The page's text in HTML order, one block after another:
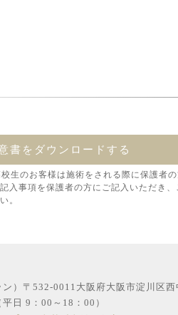
書をダウンロードする
生のお客様は施術をされる際に保護者
入事項を保護者の方にご記入いただき、
。
）〒532-0011大阪府大阪市淀川区
平日 9：00～18：00）